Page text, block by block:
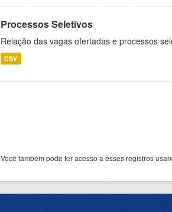
Processos Seletivos
Relação das vagas ofertadas e processos
CSV
Você também pode ter acesso a esses registros